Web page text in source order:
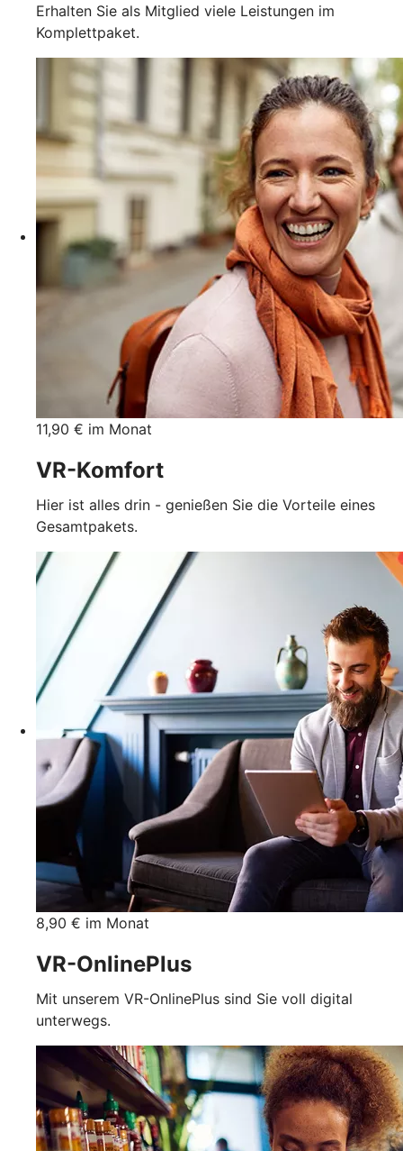
Erhalten Sie als Mitglied viele Leistungen im
Komplettpaket.
11,90 € im Monat
VR-Komfort
Hier ist alles drin - genießen Sie die Vorteile eines
Gesamtpakets.
8,90 € im Monat
VR-OnlinePlus
Mit unserem VR-OnlinePlus sind Sie voll digital
unterwegs.